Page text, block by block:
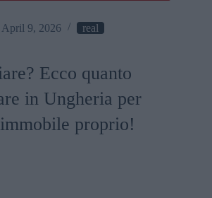
April 9, 2026 real
Ecco quanto
in Ungheria per
proprio!